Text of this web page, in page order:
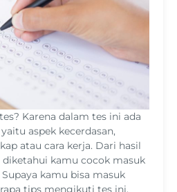
Karena dalam tes ini ada
aspek kecerdasan,
atau cara kerja. Dari hasil
kamu cocok masuk
kamu bisa masuk
tips mengikuti tes ini.